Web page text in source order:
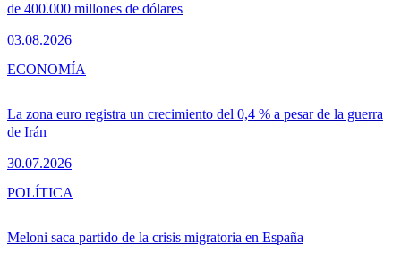
de 400.000 millones de dólares
03.08.2026
La zona euro registra un crecimiento del 0,4 % a pesar de la guerra
de Irán
30.07.2026
ECONOMÍA
Meloni saca partido de la crisis migratoria en España
POLÍTICA